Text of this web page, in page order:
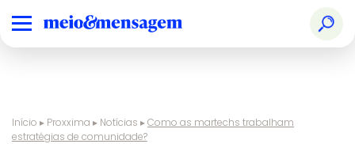
Início ▸ Proxxima ▸ Notícias ▸Como as martechs trabalham
estratégias de comunidade?